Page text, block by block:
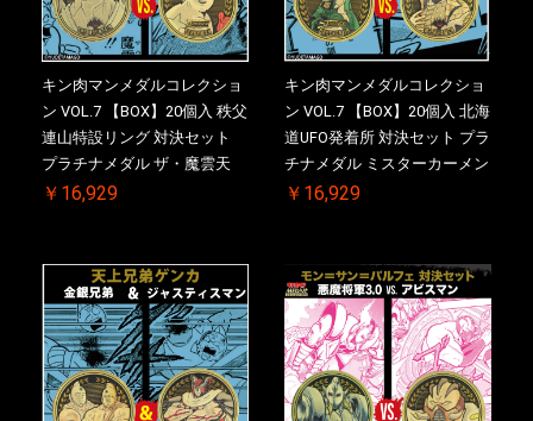
キン肉マンメダルコレクショ
ン VOL.7 【BOX】20個入 秩父
連山特設リング 対決セット
プラチナメダル ザ・魔雲天
VS. テリーマン 3.0 初回シリア
売品)付
￥16,929
キン肉マンメダルコレクショ
ン VOL.7 【BOX】20個入 北海
道UFO発着所 対決セット プラ
チナメダル ミスターカーメン
VS. ブロッケン Jr. 2.0 初回シ
ル(非売品)付
￥16,929